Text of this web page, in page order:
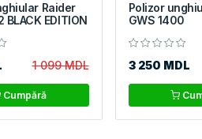
Raider
BLACK EDITION
1 099 MDL
Cumpără
Polizor
GWS 1400
3 250 MDL